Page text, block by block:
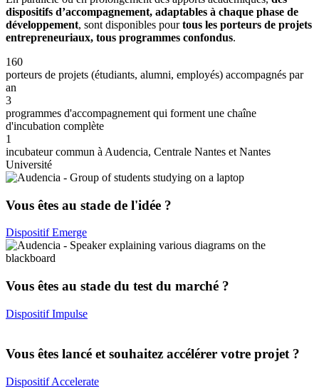
dispositifs d’accompagnement, adaptables à chaque phase de
développement, sont disponibles pourtous les porteurs de projets
entrepreneuriaux, tous programmes confondus.
160
porteurs de projets (étudiants, alumni, employés) accompagnés par
an
3
programmes d'accompagnement qui forment une chaîne
d'incubation complète
1
incubateur commun à Audencia, Centrale Nantes et Nantes
Université
Vous êtes au stade de l'idée ?
Dispositif Emerge
Vous êtes au stade du test du marché ?
Dispositif Impulse
Vous êtes lancé et souhaitez accélérer votre projet ?
Dispositif Accelerate